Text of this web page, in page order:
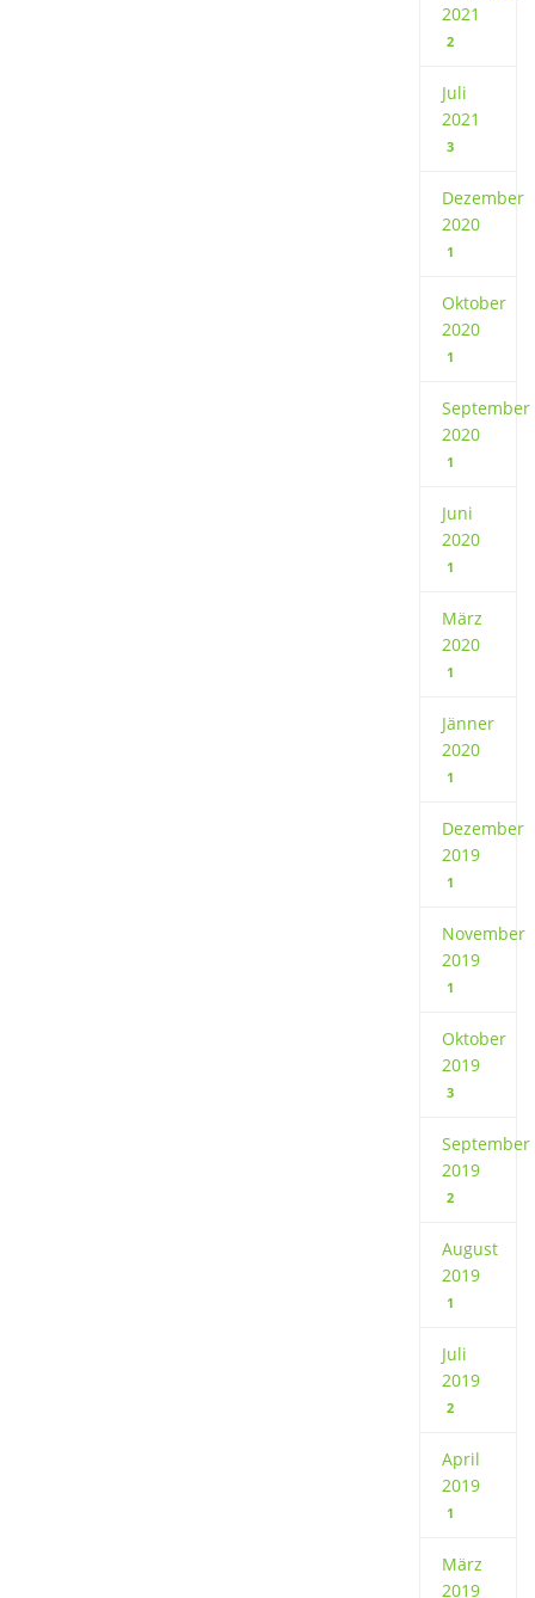
2021
2
Juli
2021
3
Dezember
2020
1
Oktober
2020
1
September
2020
1
Juni
2020
1
März
2020
1
Jänner
2020
1
Dezember
2019
1
November
2019
1
Oktober
2019
3
September
2019
2
August
2019
1
Juli
2019
2
April
2019
1
März
2019